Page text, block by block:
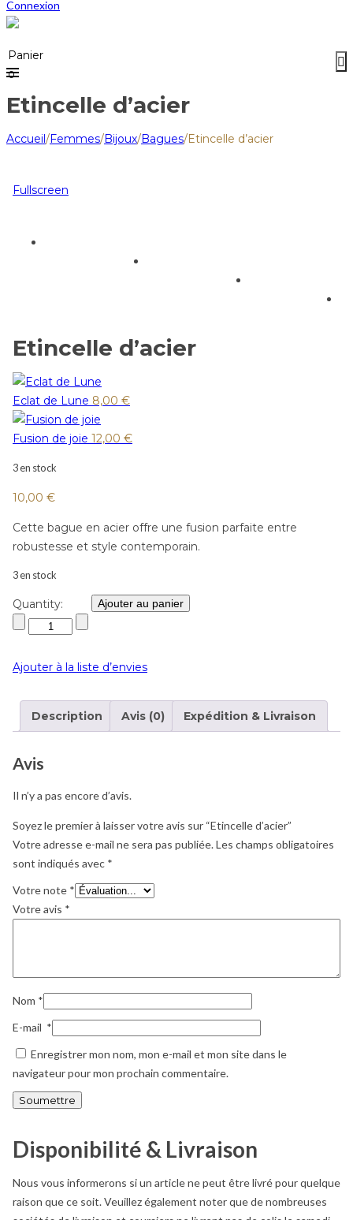
Connexion
Panier
0
Etincelle d’acier
Accueil/Femmes/Bijoux/Bagues/Etincelle d’acier
Fullscreen
Etincelle d’acier
Eclat de Lune 8,00 €
Fusion de joie 12,00 €
3 en stock
10,00 €
Cette bague en acier offre une fusion parfaite entre
robustesse et style contemporain.
3 en stock
Quantity: Ajouter au panier
Ajouter à la liste d’envies
Description Avis (0) Expédition & Livraison
Avis
Il n’y a pas encore d’avis.
Soyez le premier à laisser votre avis sur “Etincelle d’acier”
Votre adresse e-mail ne sera pas publiée.Les champs obligatoires
sont indiqués avec *
Votre note *
Votre avis *
Nom *
E-mail *
Enregistrer mon nom, mon e-mail et mon site dans le
navigateur pour mon prochain commentaire.
Disponibilité & Livraison
Nous vous informerons si un article ne peut être livré pour quelque
raison que ce soit. Veuillez également noter que de nombreuses